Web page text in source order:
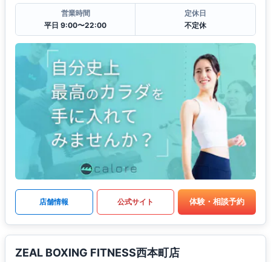
営業時間
平日 9:00〜22:00
定休日
不定休
店舗情報 公式サイト 体験・相談予約
ZEAL BOXING FITNESS西本町店